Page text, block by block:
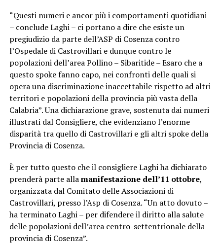
“Questi numeri e ancor più i comportamenti quotidiani
– conclude Laghi – ci portano a dire che esiste un
pregiudizio da parte dell’ASP di Cosenza contro
l’Ospedale di Castrovillari e dunque contro le
popolazioni dell’area Pollino – Sibaritide – Esaro che a
questo spoke fanno capo, nei confronti delle quali si
opera una discriminazione inaccettabile rispetto ad altri
territori e popolazioni della provincia più vasta della
Calabria”. Una dichiarazione grave, sostenuta dai numeri
illustrati dal Consigliere, che evidenziano l’enorme
disparità tra quello di Castrovillari e gli altri spoke della
Provincia di Cosenza.
È per tutto questo che il consigliere Laghi ha dichiarato
prenderà parte allamanifestazione dell’11 ottobre,
organizzata dal Comitato delle Associazioni di
Castrovillari, presso l’Asp di Cosenza. “Un atto dovuto –
ha terminato Laghi – per difendere il diritto alla salute
delle popolazioni dell’area centro-settentrionale della
provincia di Cosenza”.